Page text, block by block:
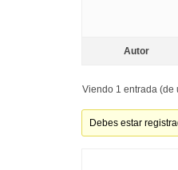
Autor
Viendo 1 entrada (de
Debes estar